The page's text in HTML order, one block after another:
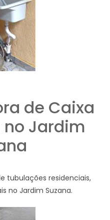
de Caixa
no Jardim
tubulações residenciais,
no Jardim Suzana.